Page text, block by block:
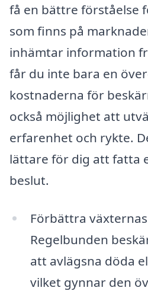
få en bättre förståelse
som finns på
inhämtar information
får du inte bara en
kostnaderna för
också möjlighet att
erfarenhet och rykte.
lättare för dig att fatta
beslut.
Förbättra
Regelbunden
att avlägsna döda
vilket gynnar den